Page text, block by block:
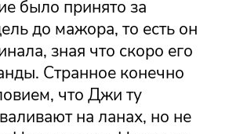
было принято за
до мажора, то есть он
зная что скоро его
Странное конечно
что Джи ту
на ланах, но не